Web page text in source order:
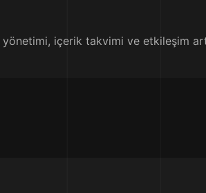
içerik takvimi ve etkileşim